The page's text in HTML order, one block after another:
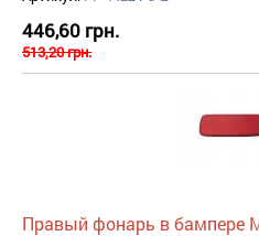
446,60 грн.
513,20 грн.
Правый фонарь в бампере